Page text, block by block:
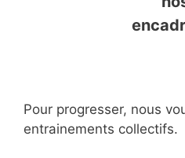
Pour progresser, nous
entrainements collectifs.